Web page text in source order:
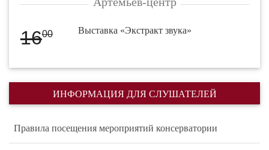
1600 Выставка «Экстракт звука»
ИНФОРМАЦИЯ ДЛЯ СЛУШАТЕЛЕЙ
Правила посещения мероприятий консерватории